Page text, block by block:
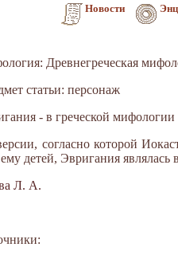
Новости
Древнегреческая
статьи: персонаж
- в греческой мифологии
согласно которой
детей, Эвригания
Л. А.